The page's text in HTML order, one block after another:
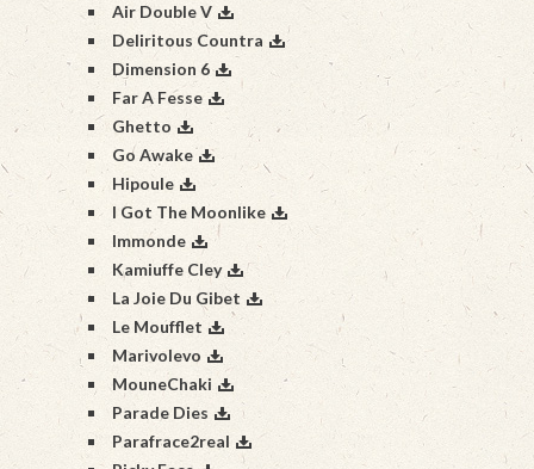
Air Double V
Deliritous Countra
Dimension 6
Far A Fesse
Ghetto
Go Awake
Hipoule
I Got The Moonlike
Immonde
Kamiuffe Cley
La Joie Du Gibet
Le Moufflet
Marivolevo
MouneChaki
Parade Dies
Parafrace2real